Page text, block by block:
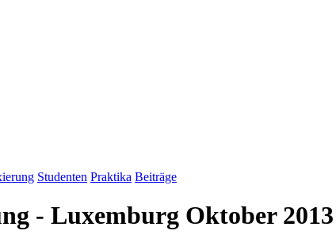
Studenten Praktika Beiträge
- Luxemburg Oktober 2013